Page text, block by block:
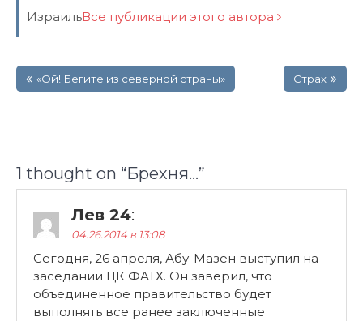
ИзраильВсе публикации этого автора
по «Ой! Бегите из северной страны» Страх
1 thought on “ Брехня…”
Лев 24:
04.26.2014 в 13:08
Сегодня, 26 апреля, Абу-Мазен выступил на
заседании ЦК ФАТХ. Он заверил, что
объединенное правительство будет
выполнять все ранее заключенные